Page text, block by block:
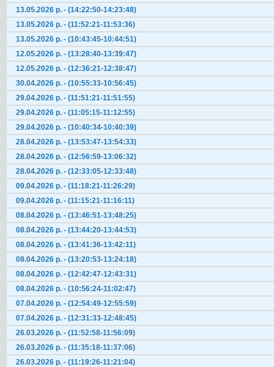
13.05.2026 р. - (14:22:50-14:23:48)
13.05.2026 р. - (11:52:21-11:53:36)
13.05.2026 р. - (10:43:45-10:44:51)
12.05.2026 р. - (13:28:40-13:39:47)
12.05.2026 р. - (12:36:21-12:38:47)
30.04.2026 р. - (10:55:33-10:56:45)
29.04.2026 р. - (11:51:21-11:51:55)
29.04.2026 р. - (11:05:15-11:12:55)
29.04.2026 р. - (10:40:34-10:40:39)
28.04.2026 р. - (13:53:47-13:54:33)
28.04.2026 р. - (12:56:59-13:06:32)
28.04.2026 р. - (12:33:05-12:33:48)
09.04.2026 р. - (11:18:21-11:26:29)
09.04.2026 р. - (11:15:21-11:16:11)
08.04.2026 р. - (13:46:51-13:48:25)
08.04.2026 р. - (13:44:20-13:44:53)
08.04.2026 р. - (13:41:36-13:42:11)
08.04.2026 р. - (13:20:53-13:24:18)
08.04.2026 р. - (12:42:47-12:43:31)
08.04.2026 р. - (10:56:24-11:02:47)
07.04.2026 р. - (12:54:49-12:55:59)
07.04.2026 р. - (12:31:33-12:48:45)
26.03.2026 р. - (11:52:58-11:56:09)
26.03.2026 р. - (11:35:18-11:37:06)
26.03.2026 р. - (11:19:26-11:21:04)